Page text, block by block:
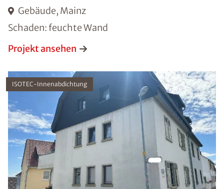
Gebäude, Mainz
Schaden: feuchte Wand
Projekt ansehen
ISOTEC-Innenabdichtung